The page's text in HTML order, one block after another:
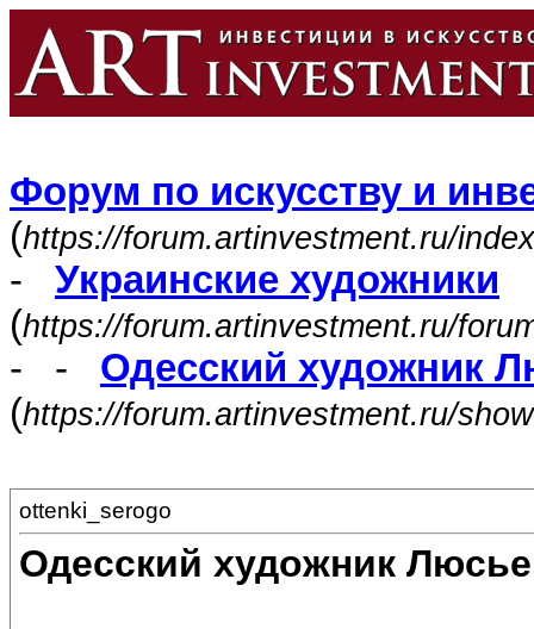
Форум по искусству и
(https://forum.artinvestment.ru/
- Украинские художники
(https://forum.artinvestment.ru/
- - Одесский художник
(https://forum.artinvestment.ru/
ottenki_serogo
Одесский художник